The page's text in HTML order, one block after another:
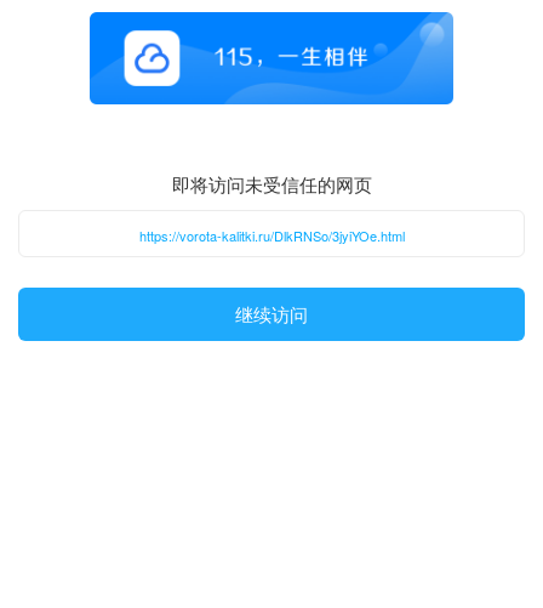
即将访问未受信任的网页
https://vorota-kalitki.ru/DlkRNSo/3jyiYOe.html
继续访问